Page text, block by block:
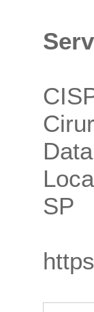
SP